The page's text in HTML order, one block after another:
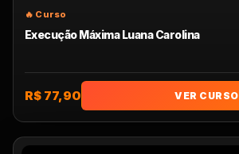
Execução Máxima Luana Carolina
R$ 77,90 VER CURSO